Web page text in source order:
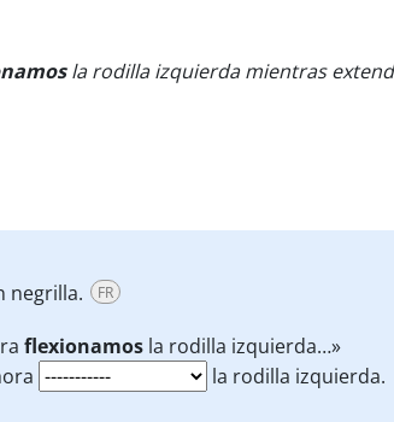
la rodilla izquierda mientras
negrilla. FR
flexionamos la rodilla izquierda…»
la rodilla izquierda.